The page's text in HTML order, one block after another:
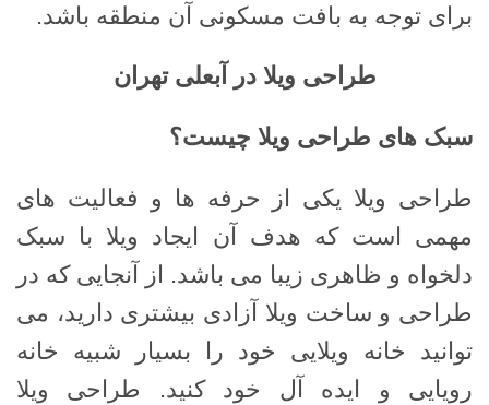
برای توجه به بافت مسکونی آن منطقه باشد.
طراحی ویلا در آبعلی تهران
سبک های طراحی ویلا چیست؟
طراحی ویلا یکی از حرفه ها و فعالیت های
مهمی است که هدف آن ایجاد ویلا با سبک
دلخواه و ظاهری زیبا می باشد. از آنجایی که در
طراحی و ساخت ویلا آزادی بیشتری دارید، می
توانید خانه ویلایی خود را بسیار شبیه خانه
رویایی و ایده آل خود کنید. طراحی ویلا